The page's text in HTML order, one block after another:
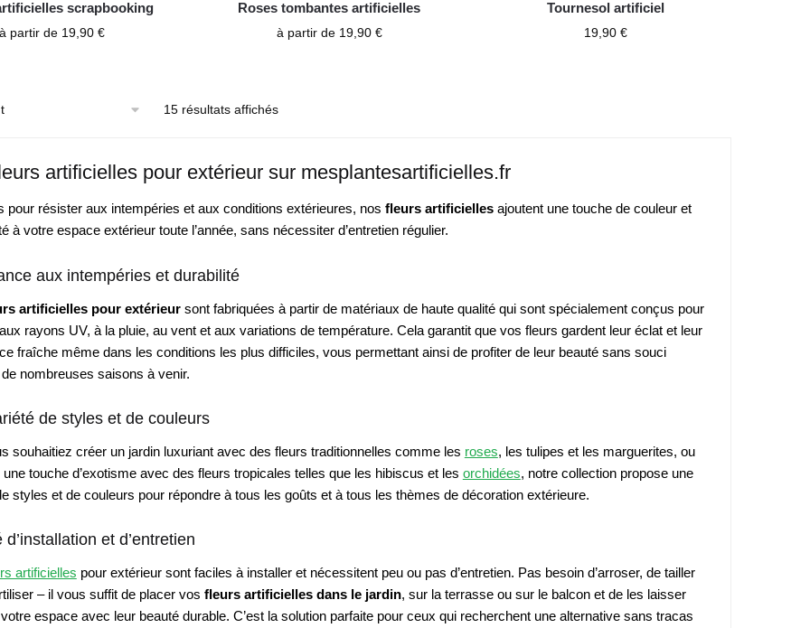
scrapbooking
à partir de 19,90€
Roses tombantes artificielles
à partir de 19,90 €
Tournesol artificiel
19,90€
15 résultats affichés
artificielles pour extérieur sur mesplantesartificielles.fr
pour résister aux intempéries et aux conditions extérieures, nos fleurs artificiellesajoutent une touche de couleur et
à votre espace extérieur toute l’année, sans nécessiter d’entretien régulier.
aux intempéries et durabilité
artificielles pour extérieursont fabriquées à partir de matériaux de haute qualité qui sont spécialement conçus pour
rayons UV, à la pluie, au vent et aux variations de température. Cela garantit que vos fleurs gardent leur éclat et leur
fraîche même dans les conditions les plus difficiles, vous permettant ainsi de profiter de leur beauté sans souci
nombreuses saisons à venir.
de styles et de couleurs
souhaitiez créer un jardin luxuriant avec des fleurs traditionnelles comme les roses, les tulipes et les marguerites, ou
une touche d’exotisme avec des fleurs tropicales telles que les hibiscus et les orchidées, notre collection propose une
styles et de couleurs pour répondre à tous les goûts et à tous les thèmes de décoration extérieure.
d’installation et d’entretien
artificielles pour extérieur sont faciles à installer et nécessitent peu ou pas d’entretien. Pas besoin d’arroser, de tailler
– il vous suffit de placer vos fleurs artificielles dans le jardin, sur la terrasse ou sur le balcon et de les laisser
espace avec leur beauté durable. C’est la solution parfaite pour ceux qui recherchent une alternative sans tracas